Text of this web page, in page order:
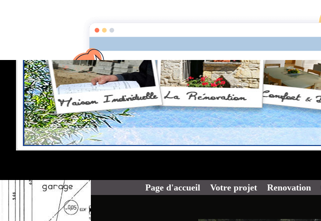
Page d'accueil Votre projet Renovation